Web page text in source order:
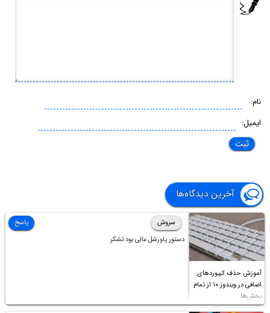
نام:
ایمیل:
آخرین دیدگاه‌ها
آموزش حذف کیبوردهای
اضافی در ویندوز ۱۰ از تمام
بخش‌ها
سروش
دستور پاورشل عالی بود تشکر
پاسخ